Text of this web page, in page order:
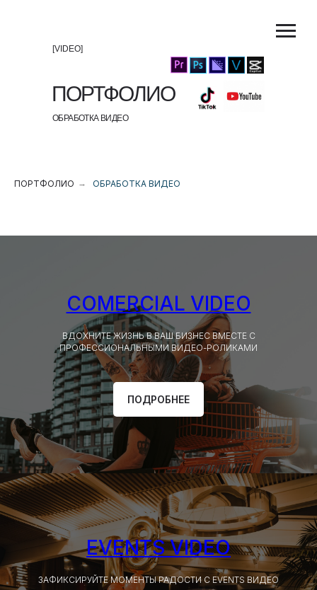
ОБРАБОТКА ВИДЕО
ПОРТФОЛИО
[VIDEO]
ПОРТФОЛИО → ОБРАБОТКА ВИДЕО
COMERCIAL VIDEO
ВДОХНИТЕ ЖИЗНЬ В ВАШ БИЗНЕС ВМЕСТЕ С
ПРОФЕССИОНАЛЬНЫМИ ВИДЕО-РОЛИКАМИ
ПОДРОБНЕЕ
EVENTS VIDEO
ЗАФИКСИРУЙТЕ МОМЕНТЫ РАДОСТИ С EVENTS ВИДЕО